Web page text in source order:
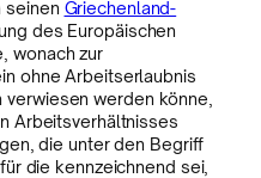
seinen Griechenland-
des Europäischen
wonach zur
ohne Arbeitserlaubnis
werden könne,
Arbeitsverhältnisses
die unter den Begriff
die kennzeichnend sei,